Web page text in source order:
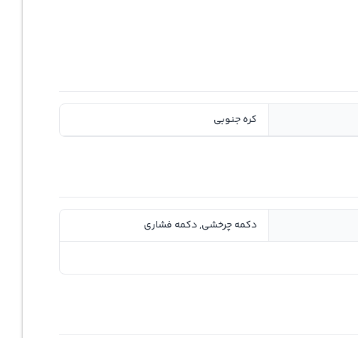
کره جنوبی
دکمه چرخشی, دکمه فشاری